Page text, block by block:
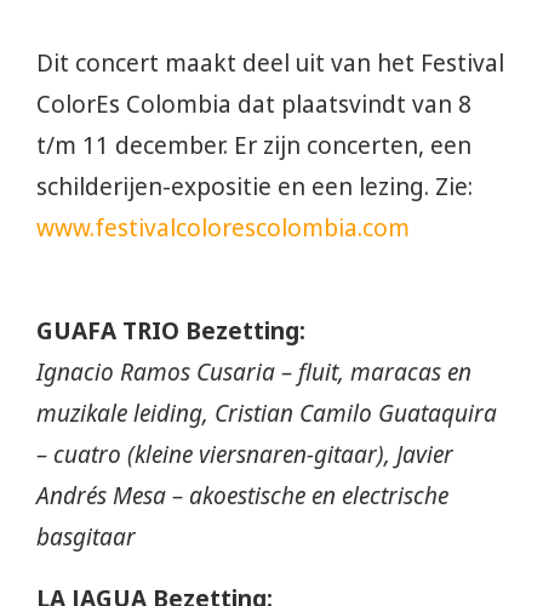
Dit concert maakt deel uit van het Festival
ColorEs Colombia dat plaatsvindt van 8
t/m 11 december. Er zijn concerten, een
schilderijen-expositie en een lezing. Zie:
www.festivalcolorescolombia.com
GUAFA TRIO Bezetting:
Ignacio Ramos Cusaria – fluit, maracas en
muzikale leiding, Cristian Camilo Guataquira
– cuatro (kleine viersnaren-gitaar), Javier
Andrés Mesa – akoestische en electrische
basgitaar
LA JAGUA Bezetting: